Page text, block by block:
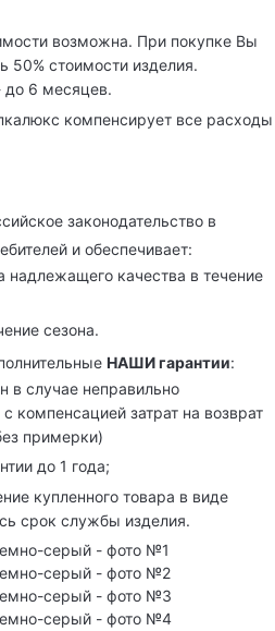
возможна. При покупке Вы
50% стоимости изделия.
до 6 месяцев.
компенсирует все расходы
законодательство в
и обеспечивает:
надлежащего качества в течение
сезона.
НАШИ гарантии:
в случае неправильно
компенсацией затрат на возврат
примерки)
до 1 года;
купленного товара в виде
срок службы изделия.